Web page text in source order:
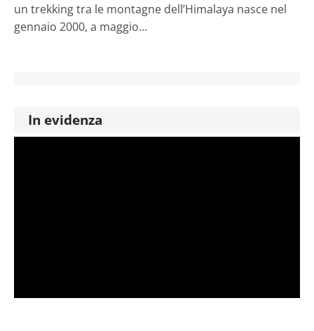
un trekking tra le montagne dell’Himalaya nasce nel
gennaio 2000, a maggio...
In evidenza